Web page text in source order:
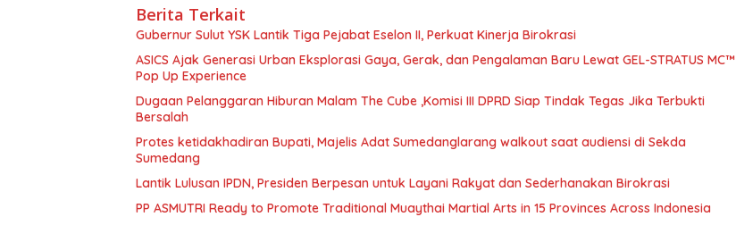
Berita Terkait
Gubernur Sulut YSK Lantik Tiga Pejabat Eselon II, Perkuat Kinerja Birokrasi
ASICS Ajak Generasi Urban Eksplorasi Gaya, Gerak, dan Pengalaman Baru Lewat GEL-STRATUS MC™
Pop Up Experience
Dugaan Pelanggaran Hiburan Malam The Cube ,Komisi III DPRD Siap Tindak Tegas Jika Terbukti
Bersalah
Protes ketidakhadiran Bupati, Majelis Adat Sumedanglarang walkout saat audiensi di Sekda
Sumedang
Lantik Lulusan IPDN, Presiden Berpesan untuk Layani Rakyat dan Sederhanakan Birokrasi
PP ASMUTRI Ready to Promote Traditional Muaythai Martial Arts in 15 Provinces Across Indonesia